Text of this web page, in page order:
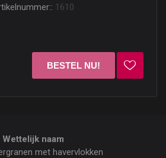
1610
Wettelijk naam
met havervlokken